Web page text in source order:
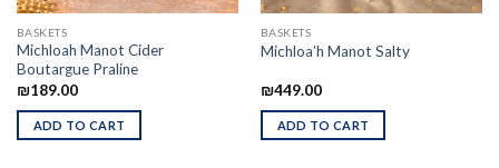
BASKETS
Michloah Manot Cider
Boutargue Praline
₪189.00
ADD TO CART
BASKETS
Michloa’h Manot Salty
₪449.00
ADD TO CART